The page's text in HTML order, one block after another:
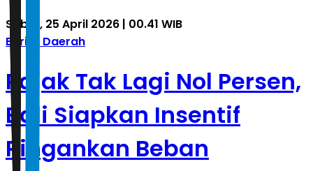
Sabtu, 25 April 2026 | 00.41 WIB
Berita Daerah
Pajak Tak Lagi Nol Persen,
Bali Siapkan Insentif
Ringankan Beban